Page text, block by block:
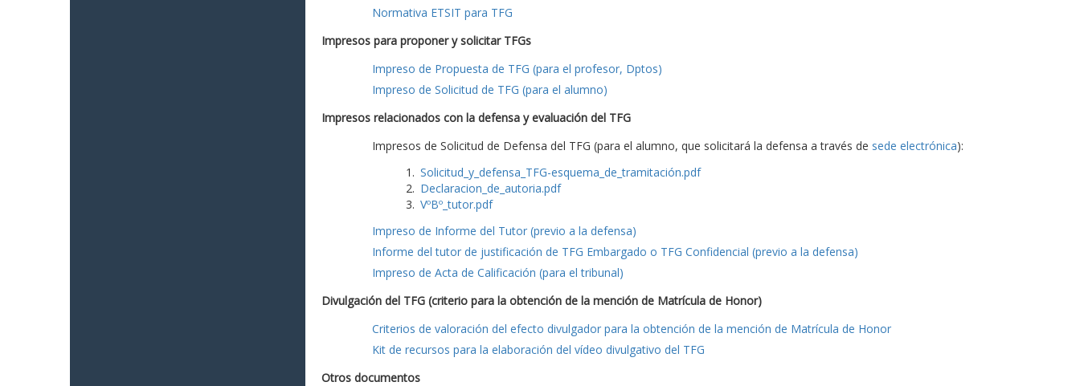
Normativa ETSIT para TFG
Impresos para proponer y solicitar TFGs
Impreso de Propuesta de TFG (para el profesor, Dptos)
Impreso de Solicitud de TFG (para el alumno)
Impresos relacionados con la defensa y evaluación del TFG
Impresos de Solicitud de Defensa del TFG (para el alumno, que solicitará la defensa a través de sede electrónica):
Solicitud_y_defensa_TFG-esquema_de_tramitación.pdf
Declaracion_de_autoria.pdf
VºBº_tutor.pdf
Impreso de Informe del Tutor (previo a la defensa)
Informe del tutor de justificación de TFG Embargado o TFG Confidencial (previo a la defensa)
Impreso de Acta de Calificación (para el tribunal)
Divulgación del TFG (criterio para la obtención de la mención de Matrícula de Honor)
Criterios de valoración del efecto divulgador para la obtención de la mención de Matrícula de Honor
Kit de recursos para la elaboración del vídeo divulgativo del TFG
Otros documentos